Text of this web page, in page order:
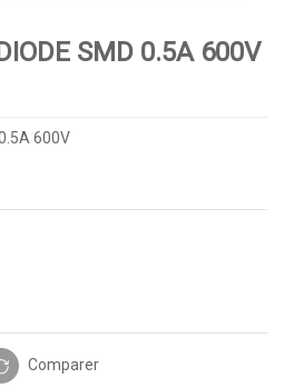
SMD 0.5A 600V
600V
Comparer